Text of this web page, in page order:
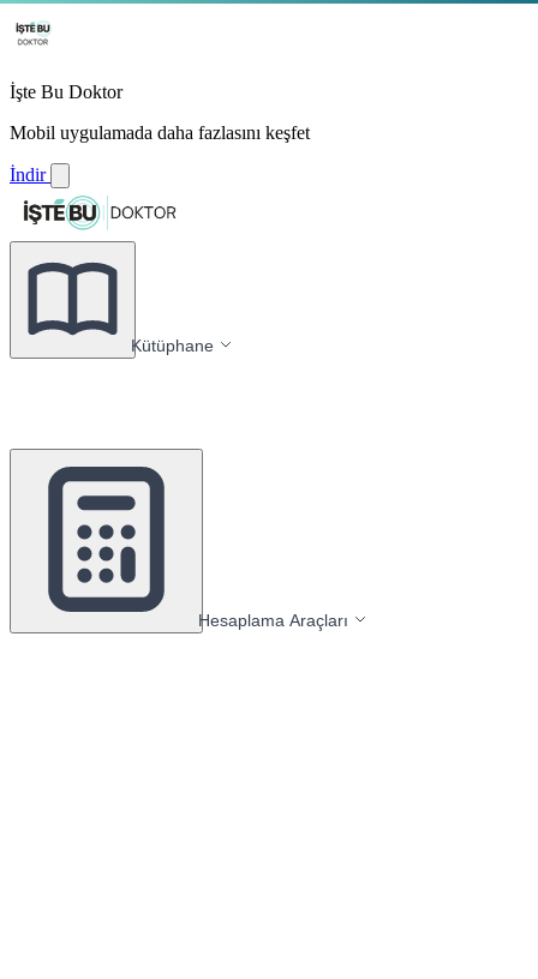
İşte Bu Doktor
Mobil uygulamada daha fazlasını keşfet
İndir
Kütüphane
Hesaplama Araçları